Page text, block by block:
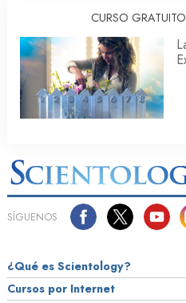
CURSO
SÍGUENOS
¿Qué es Scientology?
Cursos por Internet